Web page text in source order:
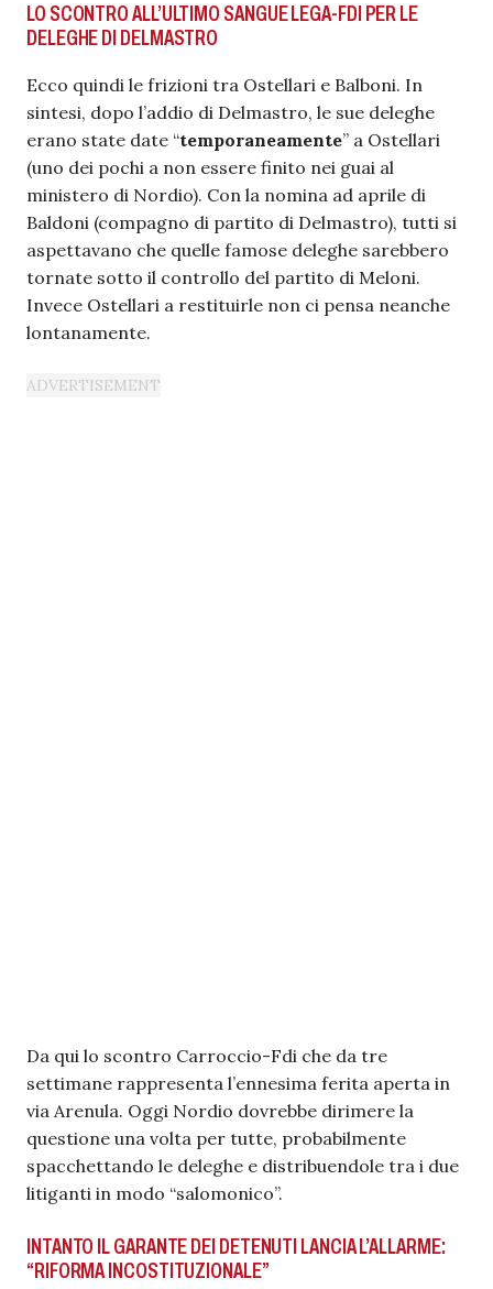
LO SCONTRO ALL’ULTIMO SANGUE LEGA-FDI PER LE
DELEGHE DI DELMASTRO
Ecco quindi le frizioni tra Ostellari e Balboni. In
sintesi, dopo l’addio di Delmastro, le sue deleghe
erano state date “temporaneamente” a Ostellari
(uno dei pochi a non essere finito nei guai al
ministero di Nordio). Con la nomina ad aprile di
Baldoni (compagno di partito di Delmastro), tutti si
aspettavano che quelle famose deleghe sarebbero
tornate sotto il controllo del partito di Meloni.
Invece Ostellari a restituirle non ci pensa neanche
lontanamente.
Da qui lo scontro Carroccio-Fdi che da tre
settimane rappresenta l’ennesima ferita aperta in
via Arenula. Oggi Nordio dovrebbe dirimere la
questione una volta per tutte, probabilmente
spacchettando le deleghe e distribuendole tra i due
litiganti in modo “salomonico”.
INTANTO IL GARANTE DEI DETENUTI LANCIA L’ALLARME:
“RIFORMA INCOSTITUZIONALE”